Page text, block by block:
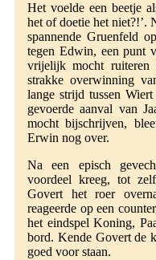
Het voelde een beetje
het of doetie het niet?!’.
spannende Gruenfeld
tegen Edwin, een punt
vrijelijk mocht
strakke overwinning
lange strijd tussen
gevoerde aanval van
mocht bijschrijven,
Erwin nog over.
Na een episch
voordeel kreeg, tot
Govert het roer
reageerde op een
het eindspel Koning,
bord. Kende Govert de
goed voor staan.